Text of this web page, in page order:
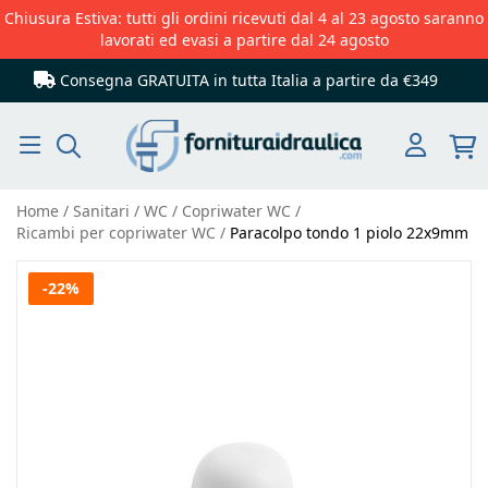
Chiusura Estiva: tutti gli ordini ricevuti dal 4 al 23 agosto saranno
lavorati ed evasi a partire dal 24 agosto
Consegna GRATUITA in tutta Italia a partire da €349
Home Sanitari WC
Copriwater WC
Ricambi per copriwater WC
Paracolpo tondo 1 piolo 22x9mm
Vai
-22%